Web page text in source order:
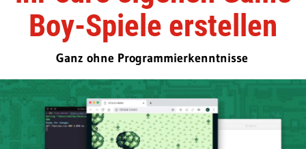
Boy-Spiele erstellen
Ganz ohne Programmierkenntnisse